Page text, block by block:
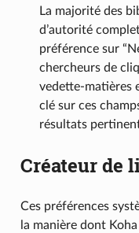
La majorité des
d’autorité
préférence sur
chercheurs de
vedette-matières
clé sur ces
résultats
Créateur de
Ces préférences
la manière dont